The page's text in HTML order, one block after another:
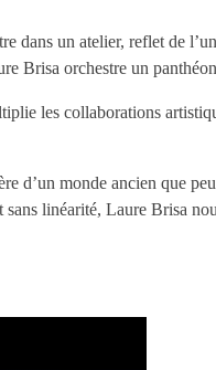
dans un atelier, reflet de
Brisa orchestre un
les collaborations
d’un monde ancien que
linéarité, Laure Brisa